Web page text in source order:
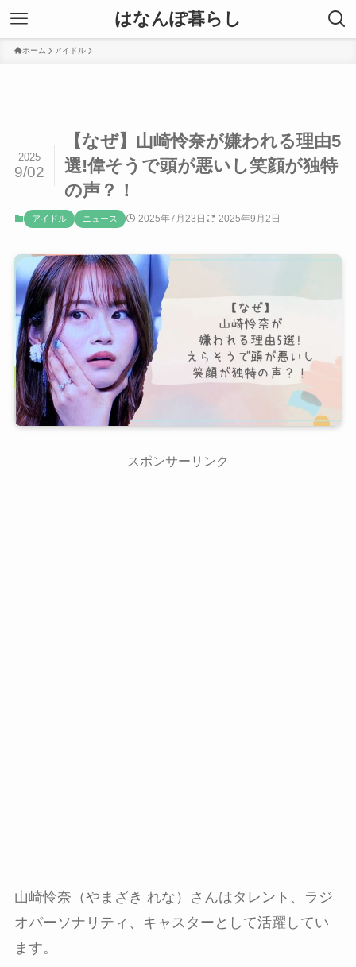
はなんぽ暮らし
ホーム アイドル
【なぜ】山崎怜奈が嫌われる理由5
選!偉そうで頭が悪いし笑顔が独特
の声？！
2025
9/02
アイドル ニュース 2025年7月23日 2025年9月2日
スポンサーリンク
山崎怜奈（やまざき れな）さんはタレント、ラジ
オパーソナリティ、キャスターとして活躍してい
ます。